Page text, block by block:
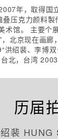
年，取得
压克力颜料
馆。 主要
北京现在画
绍裴、李
北，台湾
历届
裴 HUNG